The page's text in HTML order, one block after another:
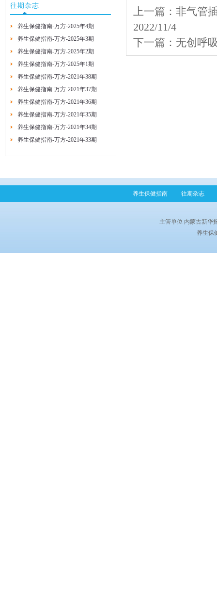
往期杂志
养生保健指南-万方-2025年4期
养生保健指南-万方-2025年3期
养生保健指南-万方-2025年2期
养生保健指南-万方-2025年1期
养生保健指南-万方-2021年38期
养生保健指南-万方-2021年37期
养生保健指南-万方-2021年36期
养生保健指南-万方-2021年35期
养生保健指南-万方-2021年34期
养生保健指南-万方-2021年33期
上一篇： 非气管
2022/11/4
下一篇： 无创呼
养生保健指南 往期杂志
主管单位 内蒙古新华
养生保